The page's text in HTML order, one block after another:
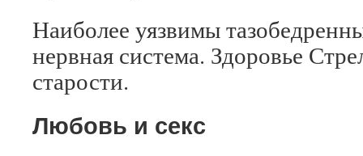
Наиболее уязвимы
нервная система. Здоровье
старости.
Любовь и секс